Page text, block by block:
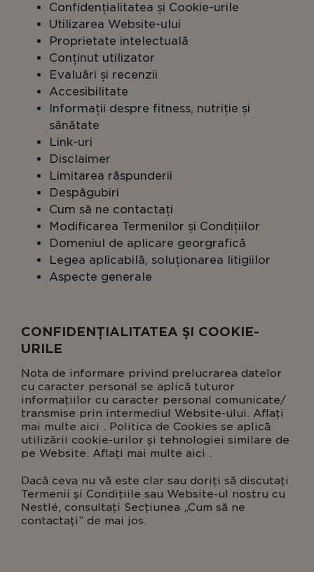
Confidențialitatea și Cookie-urile
Utilizarea Website-ului
Proprietate intelectuală
Conținut utilizator
Evaluări și recenzii
Accesibilitate
Informații despre fitness, nutriție și
sănătate
Link-uri
Disclaimer
Limitarea răspunderii
Despăgubiri
Cum să ne contactați
Modificarea Termenilor și Condițiilor
Domeniul de aplicare georgrafică
Legea aplicabilă, soluționarea litigiilor
Aspecte generale
CONFIDENȚIALITATEA ȘI COOKIE-
URILE
Nota de informare privind prelucrarea datelor
cu caracter personal se aplică tuturor
informațiilor cu caracter personal comunicate/
transmise prin intermediul Website-ului. Aflați
mai multe aici . Politica de Cookies se aplică
utilizării cookie-urilor și tehnologiei similare de
pe Website. Aflați mai multe aici .
Dacă ceva nu vă este clar sau doriți să discutați
Termenii și Condițiile sau Website-ul nostru cu
Nestlé, consultați Secțiunea „Cum să ne
contactați” de mai jos.